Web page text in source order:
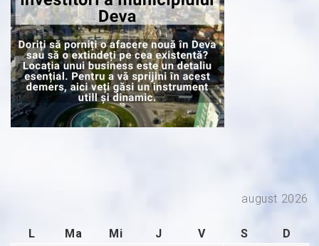
august 2026
L Ma Mi J V S
D